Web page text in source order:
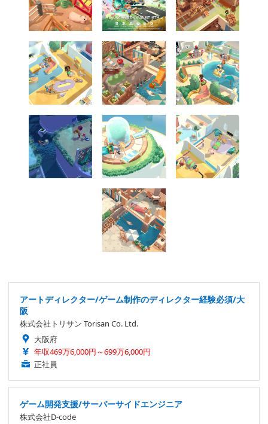
アートディレクター/ゲーム制作のディレクター経験必須/大
阪
株式会社トリサン Torisan Co. Ltd.
大阪府
年収469万6,000円～699万6,000円
正社員
ゲーム開発支援/サーバーサイドエンジニア
株式会社D-code